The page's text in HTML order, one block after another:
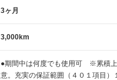
3ヶ月
3,000km
●期間中は何度でも使用可 ※累積
意。充実の保証範囲（４０１項目